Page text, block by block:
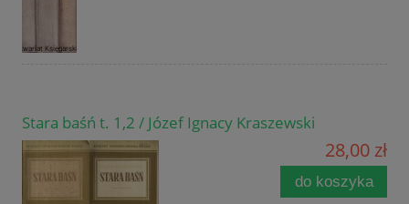
Stara baśń t. 1,2 / Józef Ignacy Kraszewski
28,00 zł
do koszyka